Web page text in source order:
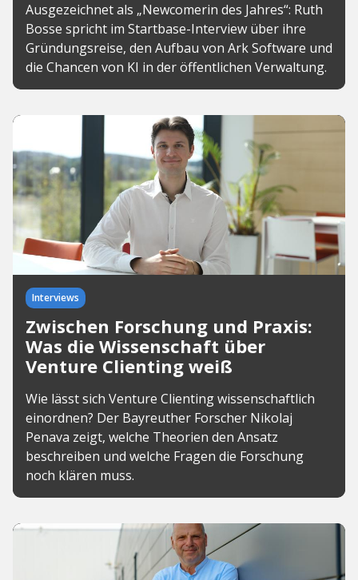
Ausgezeichnet als „Newcomerin des Jahres“: Ruth
Bosse spricht im Startbase-Interview über ihre
Gründungsreise, den Aufbau von Ark Software und
die Chancen von KI in der öffentlichen Verwaltung.
Interviews
Zwischen Forschung und Praxis:
Was die Wissenschaft über
Venture Clienting weiß
Wie lässt sich Venture Clienting wissenschaftlich
einordnen? Der Bayreuther Forscher Nikolaj
Penava zeigt, welche Theorien den Ansatz
beschreiben und welche Fragen die Forschung
noch klären muss.